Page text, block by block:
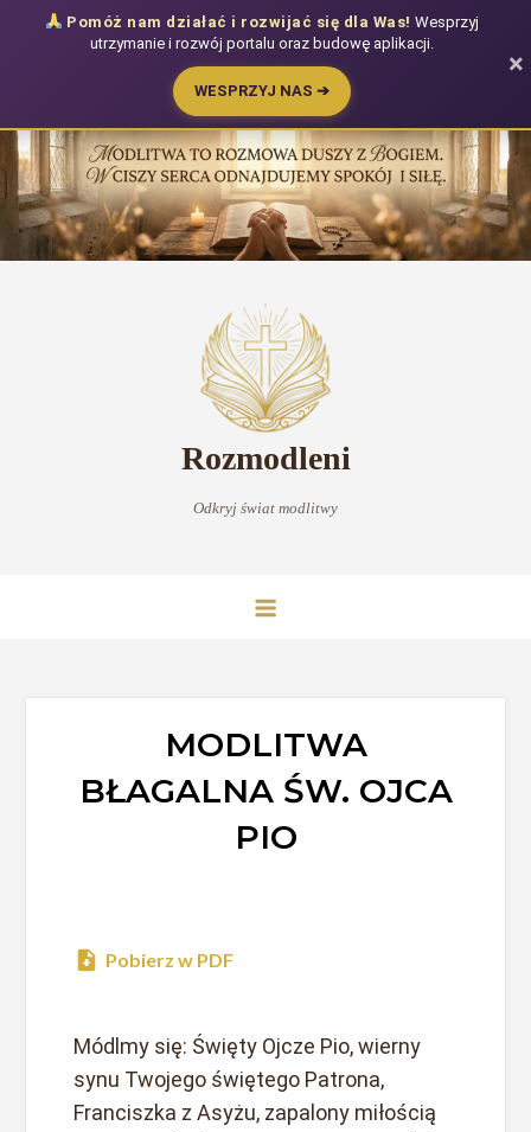
do
treści
Rozmodleni
Odkryj świat modlitwy
MODLITWA
BŁAGALNA ŚW. OJCA
PIO
Pobierz w PDF
Módlmy się: Święty Ojcze Pio, wierny
synu Twojego świętego Patrona,
Franciszka z Asyżu, zapalony miłością
Pomóż nam działać i rozwijać się dla Was! Wesprzyj
utrzymanie i rozwój portalu oraz budowę aplikacji.
WESPRZYJ NAS ➔
×